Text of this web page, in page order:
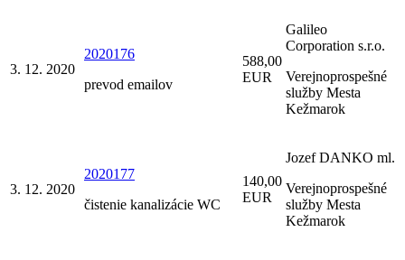
3. 12. 2020
2020176
prevod emailov
588,00
EUR
Galileo
Corporation s.r.o.
Verejnoprospešné
služby Mesta
Kežmarok
3. 12. 2020
2020177
čistenie kanalizácie WC
140,00
EUR
Jozef DANKO ml.
Verejnoprospešné
služby Mesta
Kežmarok